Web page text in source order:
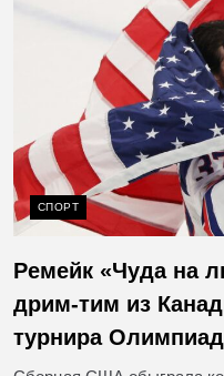
СПОРТ
Ремейк «Чуда на
дрим-тим из
турнира